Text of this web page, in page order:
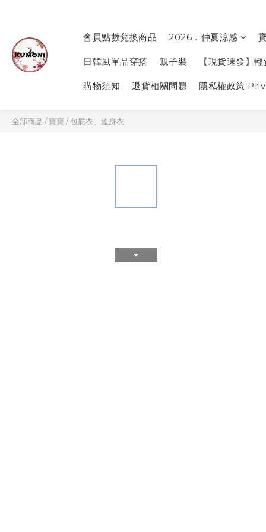
會員點數兌換商品 2026．仲夏涼感
日韓風單品穿搭 親子裝 【現貨速發】
購物須知 退貨相關問題 隱私權政策
全部商品 /寶寶/包屁衣、連身衣